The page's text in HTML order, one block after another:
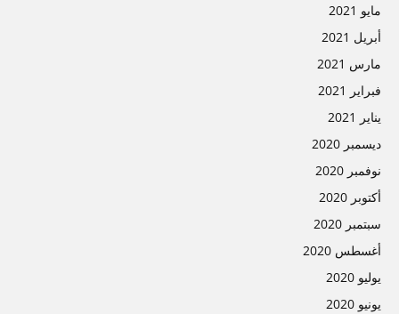
مايو 2021
أبريل 2021
مارس 2021
فبراير 2021
يناير 2021
ديسمبر 2020
نوفمبر 2020
أكتوبر 2020
سبتمبر 2020
أغسطس 2020
يوليو 2020
يونيو 2020